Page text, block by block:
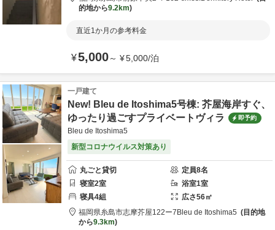
的地から9.2km
直近1か月の参考料金
¥5,000～ ¥5,000/泊
一戸建て
New! Bleu de Itoshima5号棟: 芥屋海岸すぐ、
ゆったり過ごすプライベートヴィラ
即予約
Bleu de Itoshima5
新型コロナウイルス対策あり
丸ごと貸切 定員8名
寝室2室 浴室1室
寝具4組 広さ56㎡
福岡県糸島市志摩芥屋122ー7 Bleu de Itoshima5
目的地
から9.3km